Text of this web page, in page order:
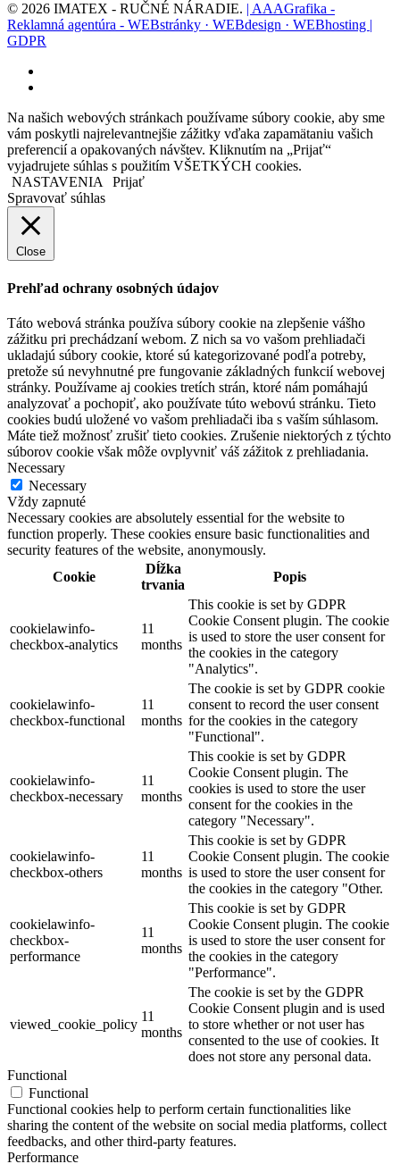
© 2026 IMATEX - RUČNÉ NÁRADIE. | AAAGrafika -
Reklamná agentúra - WEBstránky · WEBdesign · WEBhosting |
GDPR
Na našich webových stránkach používame súbory cookie, aby sme
vám poskytli najrelevantnejšie zážitky vďaka zapamätaniu vašich
preferencií a opakovaných návštev. Kliknutím na „Prijať“
vyjadrujete súhlas s použitím VŠETKÝCH cookies.
NASTAVENIA Prijať
Spravovať súhlas
Close
Prehľad ochrany osobných údajov
Táto webová stránka používa súbory cookie na zlepšenie vášho
zážitku pri prechádzaní webom. Z nich sa vo vašom prehliadači
ukladajú súbory cookie, ktoré sú kategorizované podľa potreby,
pretože sú nevyhnutné pre fungovanie základných funkcií webovej
stránky. Používame aj cookies tretích strán, ktoré nám pomáhajú
analyzovať a pochopiť, ako používate túto webovú stránku. Tieto
cookies budú uložené vo vašom prehliadači iba s vaším súhlasom.
Máte tiež možnosť zrušiť tieto cookies. Zrušenie niektorých z týchto
súborov cookie však môže ovplyvniť váš zážitok z prehliadania.
Necessary
Necessary
Vždy zapnuté
Necessary cookies are absolutely essential for the website to
function properly. These cookies ensure basic functionalities and
security features of the website, anonymously.
Cookie
Dĺžka
trvania
Popis
cookielawinfo-
checkbox-analytics
11
months
This cookie is set by GDPR
Cookie Consent plugin. The cookie
is used to store the user consent for
the cookies in the category
"Analytics".
cookielawinfo-
checkbox-functional
11
months
The cookie is set by GDPR cookie
consent to record the user consent
for the cookies in the category
"Functional".
cookielawinfo-
checkbox-necessary
11
months
This cookie is set by GDPR
Cookie Consent plugin. The
cookies is used to store the user
consent for the cookies in the
category "Necessary".
cookielawinfo-
checkbox-others
11
months
This cookie is set by GDPR
Cookie Consent plugin. The cookie
is used to store the user consent for
the cookies in the category "Other.
cookielawinfo-
checkbox-
performance
11
months
This cookie is set by GDPR
Cookie Consent plugin. The cookie
is used to store the user consent for
the cookies in the category
"Performance".
viewed_cookie_policy
11
months
The cookie is set by the GDPR
Cookie Consent plugin and is used
to store whether or not user has
consented to the use of cookies. It
does not store any personal data.
Functional
Functional
Functional cookies help to perform certain functionalities like
sharing the content of the website on social media platforms, collect
feedbacks, and other third-party features.
Performance